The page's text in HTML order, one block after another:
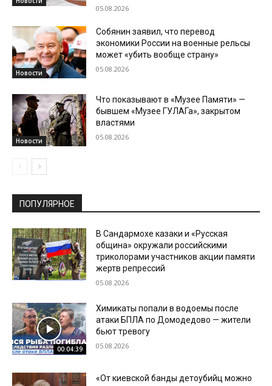
05.08.2026
Новости
Собянин заявил, что перевод
экономики России на военные рельсы
может «убить вообще страну»
05.08.2026
Новости
Что показывают в «Музее Памяти» —
бывшем «Музее ГУЛАГа», закрытом
властями
05.08.2026
ПОПУЛЯРНОЕ
В Сандармохе казаки и «Русская
община» окружали российскими
триколорами участников акции памяти
жертв репрессий
05.08.2026
00:04:39
Химикаты попали в водоемы после
атаки БПЛА по Домодедово — жители
бьют тревогу
05.08.2026
«От киевской банды детоубийц можно